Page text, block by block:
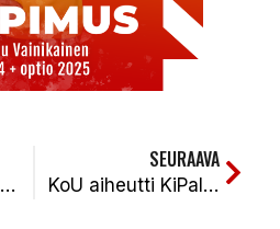
Sateisella Kaupin Stadionilla KiPa otti komean voiton Mansesta Lassi Vasaraisen 1. jakson kahdella ja Supervuoroparin Jiri Pippolan yhdellä juoksulla. KiPa-Manse 1-2s (0-2, 5-4, 0-1s)
SEURAAVA
KoU aiheutti KiPalle karvaan maun viemällä molemmilla jaksoilla karkin pois. KiPa-KoU 0-1 (1-3, 3-3)